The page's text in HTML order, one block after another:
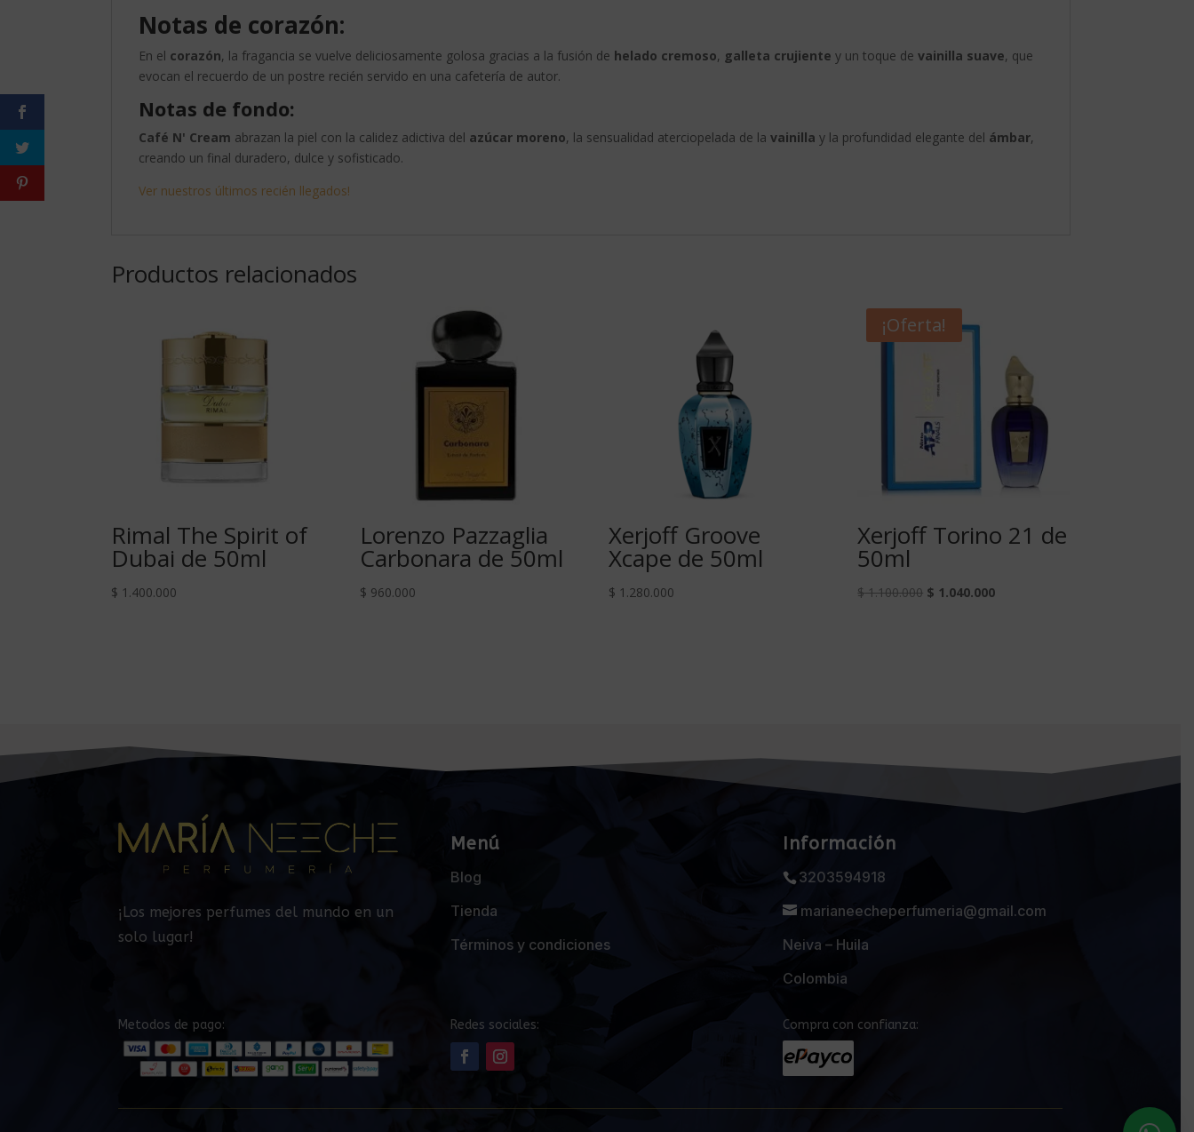
Notas de corazón:
En el corazón, la fragancia se vuelve deliciosamente golosa gracias a la fusión de helado cremoso, galleta crujiente y un toque de vainilla suave, que
evocan el recuerdo de un postre recién servido en una cafetería de autor.
Notas de fondo:
Café N' Cream abrazan la piel con la calidez adictiva del azúcar moreno, la sensualidad aterciopelada de la vainilla y la profundidad elegante del ámbar,
creando un final duradero, dulce y sofisticado.
Ver nuestros últimos recién llegados!
Productos relacionados
Rimal The Spirit of
Dubai de 50ml
$ 1.400.000
Lorenzo Pazzaglia
Carbonara de 50ml
$ 960.000
Xerjoff Groove
Xcape de 50ml
$ 1.280.000
¡Oferta!
Xerjoff Torino 21 de
50ml
$1.100.000 $ 1.040.000
¡Los mejores perfumes del mundo en un
solo lugar!
Menú
Blog
Tienda
Términos y condiciones
Información
3203594918
marianeecheperfumeria@gmail.com
Neiva – Huila
Colombia
Metodos de pago: Redes sociales: Compra con confianza: